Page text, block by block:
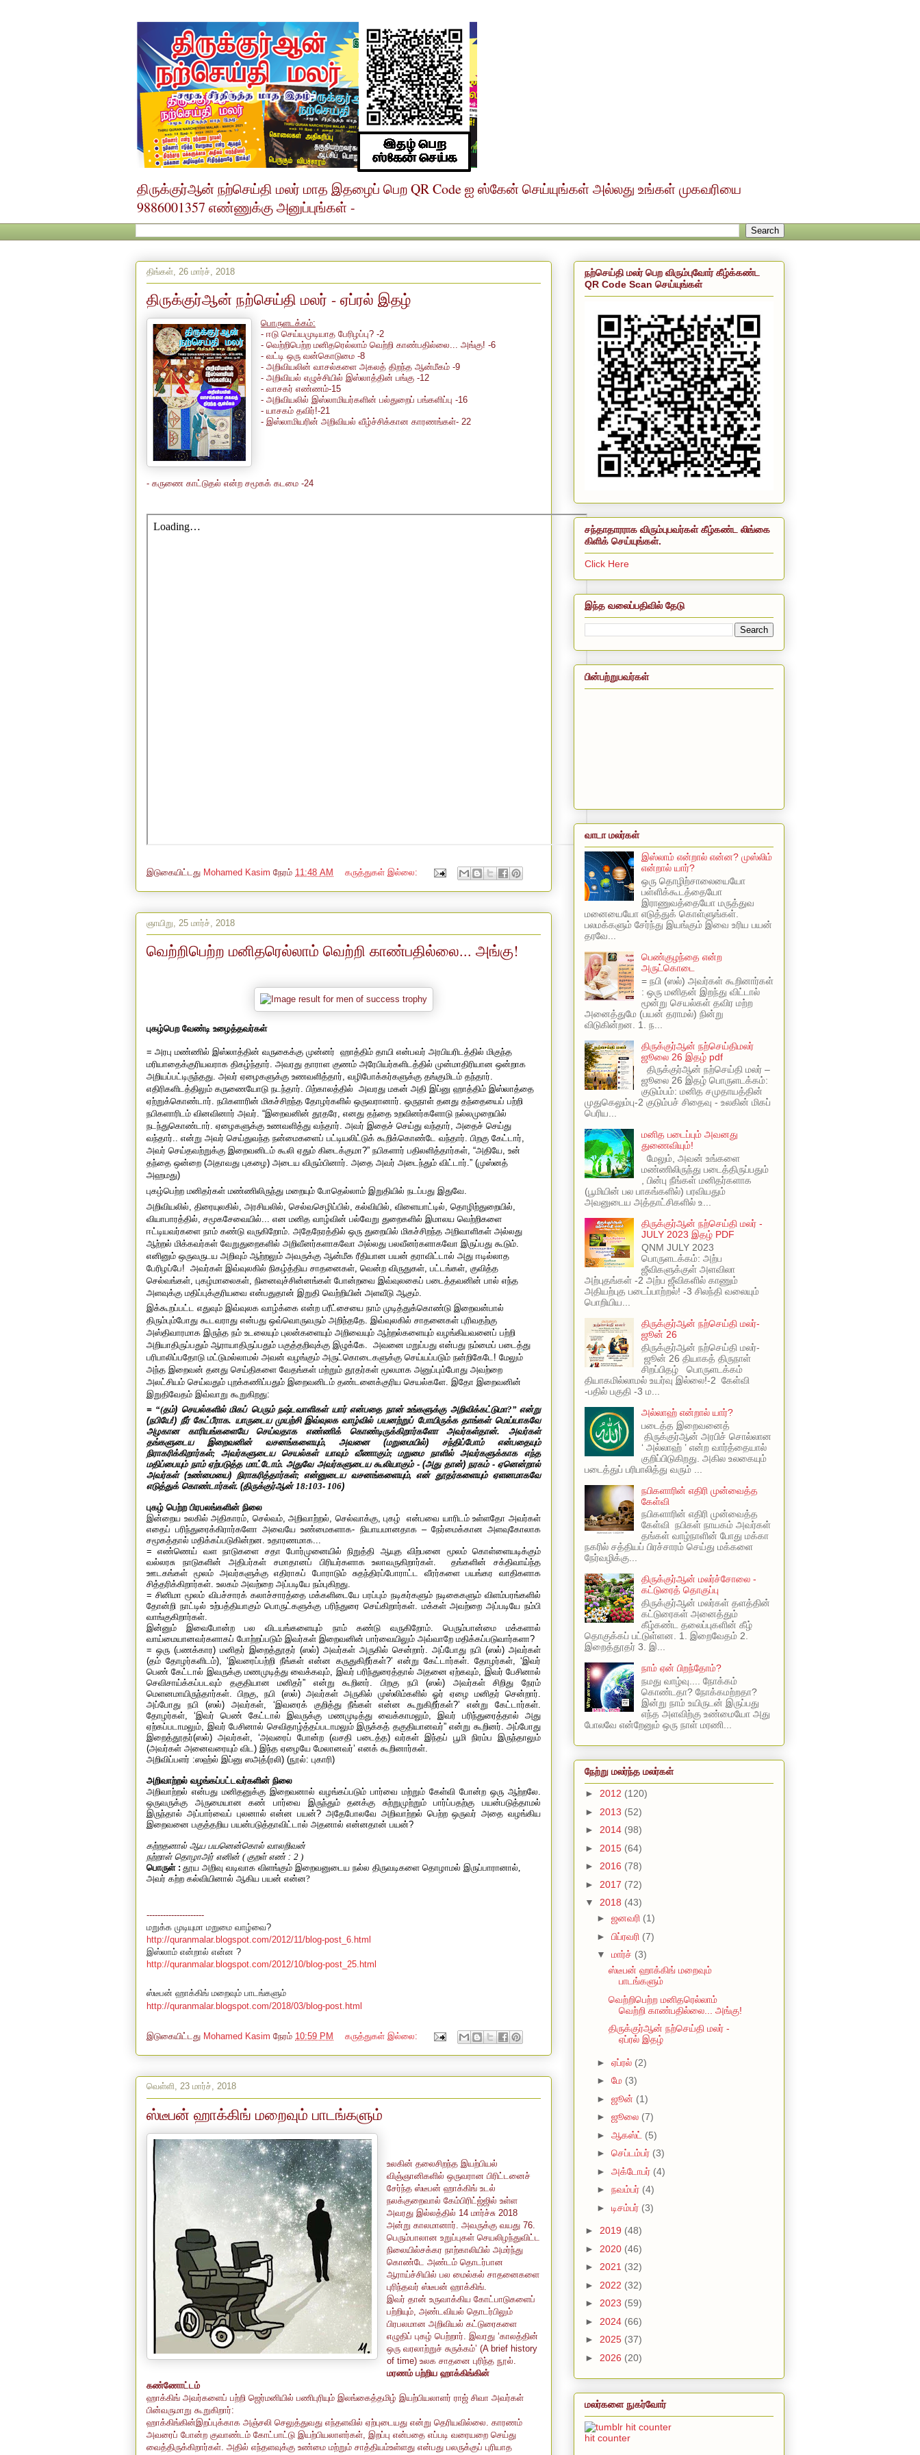
திருக்குர்ஆன் நற்செய்தி மலர் மாத இதழைப் பெற QR Code ஐ ஸ்கேன் செய்யுங்கள் அல்லது உங்கள் முகவரியை
9886001357 எண்ணுக்கு அனுப்புங்கள் -
திங்கள், 26 மார்ச், 2018
திருக்குர்ஆன் நற்செய்தி மலர் - ஏப்ரல் இதழ்
பொருளடக்கம்:
- ஈடு செய்யமுடியாத பேரிழப்பு? -2
- வெற்றிபெற்ற மனிதரெல்லாம் வெற்றி காண்பதில்லை... அங்கு! -6
- வட்டி ஒரு வன்கொடுமை -8
- அறிவியலின் வாசல்களை அகலத் திறந்த ஆன்மீகம் -9
- அறிவியல் எழுச்சியில் இஸ்லாத்தின் பங்கு -12
- வாசகர் எண்ணம்-15
- அறிவியலில் இஸ்லாமியர்களின் பல்துறைப் பங்களிப்பு -16
- யாசகம் தவிர்!-21
- இஸ்லாமியரின் அறிவியல் வீழ்ச்சிக்கான காரணங்கள்- 22
- கருணை காட்டுதல் என்ற சமூகக் கடமை -24
இடுகையிட்டது Mohamed Kasim நேரம் 11:48 AM கருத்துகள் இல்லை:
ஞாயிறு, 25 மார்ச், 2018
வெற்றிபெற்ற மனிதரெல்லாம் வெற்றி காண்பதில்லை... அங்கு!
புகழ்பெற வேண்டி உழைத்தவர்கள்
= அரபு மண்ணில் இஸ்லாத்தின் வருகைக்கு முன்னர் ஹாத்திம் தாயி என்பவர் அரபியரிடத்தில் மிகுந்த
மரியாதைக்குரியவராக திகழ்ந்தார். அவரது தாராள குணம் அரேபியர்களிடத்தில் முன்மாதிரியான ஒன்றாக
அறியப்பட்டிருந்தது. அவர் ஏழைகளுக்கு உணவளித்தார், வழிபோக்கர்களுக்கு தங்குமிடம் தந்தார்.
எதிரிகளிடத்திலும் கருணையோடு நடந்தார். பிற்காலத்தில் அவரது மகன் அதி இப்னு ஹாத்திம் இஸ்லாத்தை
ஏற்றுக்கொண்டார். நபிகளாரின் மிகச்சிறந்த தோழர்களில் ஒருவரானார். ஒருநாள் தனது தந்தையைப் பற்றி
நபிகளாரிடம் வினவினார் அவர். “இறைவனின் தூதரே, எனது தந்தை உறவினர்களோடு நல்லமுறையில்
நடந்துகொண்டார். ஏழைகளுக்கு உணவளித்து வந்தார். அவர் இதைச் செய்து வந்தார், அதைச் செய்து
வந்தார்.. என்று அவர் செய்துவந்த நன்மைகளைப் பட்டியலிட்டுக் கூறிக்கொண்டே வந்தார். பிறகு கேட்டார்,
அவர் செய்தவற்றுக்கு இறைவனிடம் கூலி ஏதும் கிடைக்குமா?” நபிகளார் பதிலளித்தார்கள், “அதியே, உன்
தந்தை ஒன்றை (அதாவது புகழை) அடைய விரும்பினார். அதை அவர் அடைந்தும் விட்டார்.” (முஸ்னத்
அஹமது)
புகழ்பெற்ற மனிதர்கள் மண்ணிலிருந்து மறையும் போதெல்லாம் இறுதியில் நடப்பது இதுவே.
அறிவியலில், திரையுலகில், அரசியலில், செல்வசெழிப்பில், கல்வியில், விளையாட்டில், தொழிற்துறையில்,
வியாபாரத்தில், சமூகசேவையில்... என மனித வாழ்வின் பல்வேறு துறைகளில் இமாலய வெற்றிகளை
ஈட்டியவர்களை நாம் கண்டு வருகிறோம். அதேநேரத்தில் ஒரு துறையில் மிகச்சிறந்த அறிவாளிகள் அல்லது
ஆற்றல் மிக்கவர்கள் வேறுதுறைகளில் அறிவீனர்களாகவோ அல்லது பலவீனர்களாகவோ இருப்பது கூடும்.
எனினும் ஒருவருடய அறிவும் ஆற்றலும் அவருக்கு ஆன்மீக ரீதியான பயன் தராவிட்டால் அது ஈடில்லாத
பேரிழப்பே! அவர்கள் இவ்வுலகில் நிகழ்த்திய சாதனைகள், வென்ற விருதுகள், பட்டங்கள், குவித்த
செல்வங்கள், புகழ்மாலைகள், நினைவுச்சின்னங்கள் போன்றவை இவ்வுலகைப் படைத்தவனின் பால் எந்த
அளவுக்கு மதிப்புக்குரியவை என்பதுதான் இறுதி வெற்றியின் அளவீடு ஆகும்.
இக்கூறப்பட்ட எதுவும் இவ்வுலக வாழ்க்கை என்ற பரீட்சையை நாம் முடித்துக்கொண்டு இறைவன்பால்
திரும்பும்போது கூடவராது என்பது ஒவ்வொருவரும் அறிந்ததே. இவ்வுலகில் சாதனைகள் புரிவதற்கு
அஸ்திவாரமாக இருந்த நம் உடலையும் புலன்களையும் அறிவையும் ஆற்றல்களையும் வழங்கியவனைப் பற்றி
அறியாதிருப்பதும் ஆராயாதிருப்பதும் பகுத்தறிவுக்கு இழுக்கே. அவனை மறுப்பது என்பது நம்மைப் படைத்து
பரிபாலிப்பதோடு மட்டுமல்லாமல் அவன் வழங்கும் அருட்கொடைகளுக்கு செய்யப்படும் நன்றிகேடே! மேலும்
அந்த இறைவன் தனது செய்திகளை வேதங்கள் மற்றும் தூதர்கள் மூலமாக அனுப்பும்போது அவற்றை
அலட்சியம் செய்வதும் புறக்கணிப்பதும் இறைவனிடம் தண்டனைக்குரிய செயல்களே. இதோ இறைவனின்
இறுதிவேதம் இவ்வாறு கூறுகிறது:
= “(தம்) செயல்களில் மிகப் பெரும் நஷ்டவாளிகள் யார் என்பதை நான் உங்களுக்கு அறிவிக்கட்டுமா?”என்று
(நபியே!) நீர் கேட்பீராக. யாருடைய முயற்சி இவ்வுலக வாழ்வில் பயனற்றுப் போயிருக்க தாங்கள் மெய்யாகவே
அழகான காரியங்களையே செய்வதாக எண்ணிக் கொண்டிருக்கிறார்களோ அவர்கள்தான். அவர்கள்
தங்களுடைய இறைவனின் வசனங்களையும், அவனை (மறுமையில்) சந்திப்போம் என்பதையும்
நிராகரிக்கிறார்கள்; அவர்களுடைய செயல்கள் யாவும் வீணாகும்;மறுமை நாளில் அவர்களுக்காக எந்த
மதிப்பையும் நாம் ஏற்படுத்த மாட்டோம். அதுவே அவர்களுடைய கூலியாகும் - (அது தான்) நரகம் - ஏனென்றால்
அவர்கள் (உண்மையை) நிராகரித்தார்கள்; என்னுடைய வசனங்களையும், என் தூதர்களையும் ஏளனமாகவே
எடுத்துக் கொண்டார்கள். (திருக்குர்ஆன்18:103- 106)
புகழ் பெற்ற பிரபலங்களின் நிலை
இன்றைய உலகில் அதிகாரம், செல்வம், அறிவாற்றல், செல்வாக்கு, புகழ்
என்பவை யாரிடம் உள்ளதோ அவர்கள்
எதைப் பரிந்துரைக்கிரார்களோ அவையே உண்மைகளாக- நியாயமானதாக – நேர்மைக்கான அளவுகோலாக
சமூகத்தால் மதிக்கப்படுகின்றன. உதாரணமாக...
= எண்ணெய் வள நாடுகளை சதா போர்முனையில் நிறுத்தி ஆயுத விற்பனை மூலம் கொள்ளையடிக்கும்
வல்லரசு நாடுகளின் அதிபர்கள் சமாதானப் பிரியர்களாக உலாவருகிறார்கள்.
தங்களின் சக்திவாய்ந்த
ஊடகங்கள் மூலம் அவர்களுக்கு எதிராகப் போராடும் சுதந்திரப்போராட்ட வீரர்களை பயங்கர வாதிகளாக
சித்தரிக்கிறார்கள். உலகம் அவற்றை அப்படியே நம்புகிறது.
= சினிமா மூலம் விபச்சாரக் கலாச்சாரத்தை மக்களிடையே பரப்பும் நடிகர்களும் நடிகைகளும் விளம்பரங்களில்
தோன்றி நாட்டில் உற்பத்தியாகும் பொருட்களுக்கு பரிந்துரை செய்கிறார்கள். மக்கள் அவற்றை அப்படியே நம்பி
வாங்குகிறார்கள்.
இன்னும் இவைபோன்ற பல விடயங்களையும் நாம் கண்டு வருகிறோம். பெரும்பான்மை மக்களால்
வாய்மையானவர்களாகப் போற்றப்படும் இவர்கள் இறைவனின் பார்வையிலும் அவ்வாறே மதிக்கப்படுவார்களா?
= ஒரு (பணக்கார) மனிதர் இறைத்தூதர் (ஸல்) அவர்கள் அருகில் சென்றார். அப்போது நபி (ஸல்) அவர்கள்
(தம் தோழர்களிடம்), ‘இவரைப்பற்றி நீங்கள் என்ன கருதுகிறீர்கள்?’ என்று கேட்டார்கள். தோழர்கள், ‘இவர்
பெண் கேட்டால் இவருக்கு மணமுடித்து வைக்கவும், இவர் பரிந்துரைத்தால் அதனை ஏற்கவும், இவர் பேசினால்
செவிசாய்க்கப்படவும் தகுதியான மனிதர்” என்று கூறினர். பிறகு நபி (ஸல்) அவர்கள் சிறிது நேரம்
மெளனமாயிருந்தார்கள். பிறகு,நபி (ஸல்) அவர்கள் அருகில் முஸ்லிம்களில் ஓர் ஏழை மனிதர் சென்றார்.
அப்போது நபி (ஸல்) அவர்கள், ‘இவரைக் குறித்து நீங்கள் என்ன கூறுகிறீர்கள்?’என்று கேட்டார்கள்.
தோழர்கள், ‘இவர் பெண் கேட்டால் இவருக்கு மணமுடித்து வைக்காமலும், இவர் பரிந்துரைத்தால் அது
ஏற்கப்படாமலும், இவர் பேசினால் செவிதாழ்த்தப்படாமலும் இருக்கத் தகுதியானவர்” என்று கூறினர். அப்போது
இறைத்தூதர்(ஸல்) அவர்கள், ‘அவரைப் போன்ற (வசதி படைத்த) வர்கள் இந்தப் பூமி நிரம்ப இருந்தாலும்
(அவர்கள் அனைவரையும் விட) இந்த ஏழையே மேலானவர்’ எனக் கூறினார்கள்.
அறிவிப்பளர் :ஸஹ்ல் இப்னு ஸஅத்(ரலி) (நூல்: புகாரி)
அறிவாற்றல் வழங்கப்பட்டவர்களின் நிலை
அறிவாற்றல் என்பது மனிதனுக்கு இறைவனால் வழங்கப்படும் பார்வை மற்றும் கேள்வி போன்ற ஒரு ஆற்றலே.
ஒருவருக்கு அருமையான கண் பார்வை இருந்தும் தனக்கு சுற்றுமுற்றும் பார்ப்பதற்கு பயன்படுத்தாமல்
இருந்தால் அப்பார்வைப் புலனால் என்ன பயன்? அதேபோலவே அறிவாற்றல் பெற்ற ஒருவர் அதை வழங்கிய
இறைவனை பகுத்தறிய பயன்படுத்தாவிட்டால் அதனால் என்னதான் பயன்?
கற்றதனால் ஆய பயனென்கொல் வாலறிவன்
நற்றாள் தொழாஅர் எனின் (குறள் எண் : 2 )
பொருள் : தூய அறிவு வடிவாக விளங்கும் இறைவனுடைய நல்ல திருவடிகளை தொழாமல் இருப்பாரானால்,
அவர் கற்ற கல்வியினால் ஆகிய பயன் என்ன?
---------------------
மறுக்க முடியுமா மறுமை வாழ்வை?
http://quranmalar.blogspot.com/2012/11/blog-post_6.html
இஸ்லாம் என்றால் என்ன ?
http://quranmalar.blogspot.com/2012/10/blog-post_25.html
ஸ்டீபன் ஹாக்கிங் மறைவும் பாடங்களும்
http://quranmalar.blogspot.com/2018/03/blog-post.html
இடுகையிட்டது Mohamed Kasim நேரம் 10:59 PM கருத்துகள் இல்லை:
வெள்ளி, 23 மார்ச், 2018
ஸ்டீபன் ஹாக்கிங் மறைவும் பாடங்களும்
உலகின் தலைசிறந்த இயற்பியல்
விஞ்ஞானிகளில் ஒருவரான பிரிட்டனைச்
சேர்ந்த ஸ்டீபன் ஹாக்கிங் உடல்
நலக்குறைவால் கேம்பிரிட்ஜ்ஜில் உள்ள
அவரது இல்லத்தில் 14 மார்ச்சு 2018
அன்று காலமானார். அவருக்கு வயது 76.
பெரும்பாலான உறுப்புகள் செயலிழந்துவிட்ட
நிலையில்சக்கர நாற்காலியில் அமர்ந்து
கொண்டே அண்டம் தொடர்பான
ஆராய்ச்சியில் பல மைல்கல் சாதனைகளை
புரிந்தவர் ஸ்டீபன் ஹாக்கிங்.
இவர் தான் உருவாக்கிய கோட்பாடுகளைப்
பற்றியும், அண்டவியல் தொடர்பிலும்
பிரபலமான அறிவியல் கட்டுரைகளை
எழுதிப் புகழ் பெற்றார். இவரது ‘காலத்தின்
ஒரு வரலாற்றுச் சுருக்கம்’ (A brief history
of time) உலக சாதனை புரிந்த நூல்.
மரணம் பற்றிய ஹாக்கிங்கின்
கண்ணோட்டம்
ஹாக்கிங் அவர்களைப் பற்றி ஜெர்மனியில் பணிபுரியும் இலங்கைத்தமிழ் இயற்பியலாளர் ராஜ் சிவா அவர்கள்
பின்வருமாறு கூறுகிறார்:
ஹாக்கிங்கின்இறப்புக்காக அஞ்சலி செலுத்துவது எந்தளவில் ஏற்புடையது என்று தெரியவில்லை. காரணம்
அவரைப் போன்ற குவாண்டம் கோட்பாட்டு இயற்பியலாளர்கள், இறப்பு என்பதை எப்படி வரையறை செய்து
வைத்திருக்கிறார்கள். அதில் எந்தளவுக்கு உண்மை மற்றும் சாத்தியம்உள்ளது என்பது பலருக்குப் புரியாத
நற்செய்தி மலர் பெற விரும்புவோர் கீழ்க்கண்ட
QR Code Scan செய்யுங்கள்
சந்தாதாரராக விரும்புபவர்கள் கீழ்கண்ட லிங்கை
கிளிக் செய்யுங்கள்.
Click Here
இந்த வலைப்பதிவில் தேடு
பின்பற்றுபவர்கள்
வாடா மலர்கள்
இஸ்லாம் என்றால் என்ன? முஸ்லிம்
என்றால் யார்?
ஒரு தொழிற்சாலையையோ
பள்ளிக்கூடத்தையோ
இராணுவத்தையோ மருத்துவ
மனையையோ எடுத்துக் கொள்ளுங்கள்.
பலமக்களும் சேர்ந்து இயங்கும் இவை உரிய பயன்
தரவே...
பெண்குழந்தை என்ற
அருட்கொடை
= நபி (ஸல்) அவர்கள் கூறினார்கள்
: ஒரு மனிதன் இறந்து விட்டால்
மூன்று செயல்கள் தவிர மற்ற
அனைத்துமே (பயன் தராமல்) நின்று
விடுகின்றன. 1. ந...
திருக்குர்ஆன் நற்செய்திமலர்
ஜூலை 26 இதழ் pdf
திருக்குர்ஆன் நற்செய்தி மலர் –
ஜூலை 26 இதழ் பொருளடக்கம்:
குடும்பம்: மனித சமுதாயத்தின்
முதுகெலும்பு-2 குடும்பச் சிதைவு - உலகின் மிகப்
பெரிய...
மனித படைப்பும் அவனது
துணைவியும்!
மேலும், அவன் உங்களை
மண்ணிலிருந்து படைத்திருப்பதும்
, பின்பு நீங்கள் மனிதர்களாக
(பூமியின் பல பாகங்களில்) பரவியதும்
அவனுடைய அத்தாட்சிகளில் உ...
திருக்குர்ஆன் நற்செய்தி மலர் -
JULY 2023 இதழ் PDF
QNM JULY 2023
பொருளடக்கம்: அற்ப
ஜீவிகளுக்குள் அளவிலா
அற்புதங்கள் -2 அற்ப ஜீவிகளில் காணும்
அதியற்புத படைப்பாற்றல்! -3 சிலந்தி வலையும்
பொறியிய...
திருக்குர்ஆன் நற்செய்தி மலர்-
ஜூன் 26
திருக்குர்ஆன் நற்செய்தி மலர்-
ஜூன் 26 தியாகத் திருநாள்
சிறப்பிதழ் பொருளடக்கம்
தியாகமில்லாமல் உயர்வு இல்லை!-2 கேள்வி
-பதில் பகுதி -3 ம...
அல்லாஹ் என்றால் யார்?
படைத்த இறைவனைத்
திருக்குர்ஆன் அரபிச் சொல்லான
‘ அல்லாஹ் ’ என்ற வார்த்தையால்
குறிப்பிடுகிறது. அகில உலகையும்
படைத்துப் பரிபாலித்து வரும் ...
நபிகளாரின் எதிரி முன்வைத்த
கேள்வி
நபிகளாரின் எதிரி முன்வைத்த
கேள்வி நபிகள் நாயகம் அவர்கள்
தங்கள் வாழ்நாளின் போது மக்கா
நகரில் சத்தியப் பிரச்சாரம் செய்து மக்களை
நேர்வழிக்கு...
திருக்குர்ஆன் மலர்ச்சோலை -
கட்டுரைத் தொகுப்பு
திருக்குர்ஆன் மலர்கள் தளத்தின்
கட்டுரைகள் அனைத்தும்
கீழ்கண்ட தலைப்புகளின் கீழ்
தொகுக்கப் பட்டுள்ளன. 1. இறைவேதம் 2.
இறைத்தூதர் 3. இ...
நாம் ஏன் பிறந்தோம்?
நமது வாழ்வு.... நோக்கம்
கொண்டதா? நோக்கமற்றதா?
இன்று நாம் உயிருடன் இருப்பது
எந்த அளவிற்கு உண்மையோ அது
போலவே என்றேனும் ஒரு நாள் மரணி...
நேற்று மலர்ந்த மலர்கள்
► 2012 (120)
► 2013 (52)
► 2014 (98)
► 2015 (64)
► 2016 (78)
► 2017 (72)
▼ 2018 (43)
► ஜனவரி (1)
► பிப்ரவரி (7)
▼ மார்ச் (3)
ஸ்டீபன் ஹாக்கிங் மறைவும்
பாடங்களும்
வெற்றிபெற்ற மனிதரெல்லாம்
வெற்றி காண்பதில்லை... அங்கு!
திருக்குர்ஆன் நற்செய்தி மலர் -
ஏப்ரல் இதழ்
► ஏப்ரல் (2)
► மே (3)
► ஜூன் (1)
► ஜூலை (7)
► ஆகஸ்ட் (5)
► செப்டம்பர் (3)
► அக்டோபர் (4)
► நவம்பர் (4)
► டிசம்பர் (3)
► 2019 (48)
► 2020 (46)
► 2021 (32)
► 2022 (32)
► 2023 (59)
► 2024 (66)
► 2025 (37)
► 2026 (20)
மலர்களை நுகர்வோர்
hit counter